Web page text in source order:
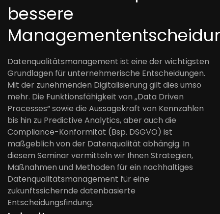
bessere
Datenqualitätsmanagement ist eine der wichtigsten
Grundlagen für unternehmerische Entscheidungen.
Mit der zunehmenden Digitalisierung gilt dies umso
mehr. Die Funktionsfähigkeit von „Data Driven
Processes“ sowie die Aussagekraft von Kennzahlen
bis hin zu Predictive Analytics, aber auch die
Compliance-Konformität (Bsp. DSGVO) ist
maßgeblich von der Datenqualität abhängig. In
diesem Seminar vermitteln wir Ihnen Strategien,
Maßnahmen und Methoden für ein nachhaltiges
Datenqualitätsmanagement für eine
zukunftssichernde datenbasierte
Entscheidungsfindung.